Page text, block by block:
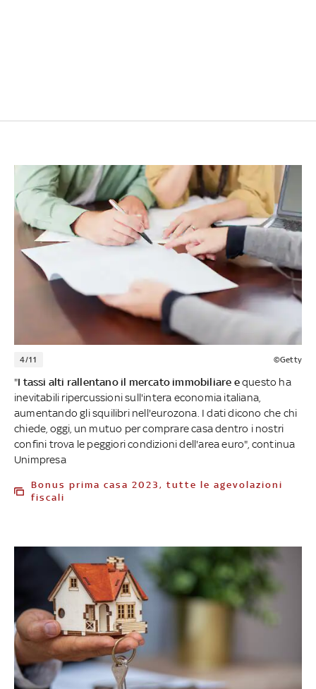
4/11 ©Getty
"I tassi alti rallentano il mercato immobiliare equesto ha
inevitabili ripercussioni sull'intera economia italiana,
aumentando gli squilibri nell'eurozona. I dati dicono che chi
chiede, oggi, un mutuo per comprare casa dentro i nostri
confini trova le peggiori condizioni dell'area euro", continua
Unimpresa
Bonus prima casa 2023, tutte le agevolazioni
fiscali